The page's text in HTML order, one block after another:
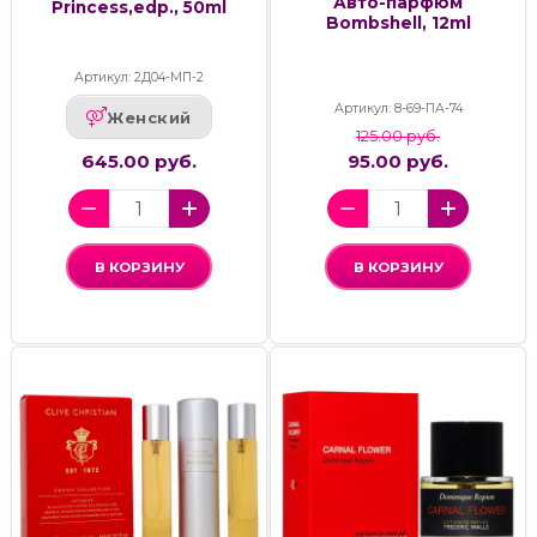
Princess,edp., 50ml
Артикул: 2Д04-МП-2
Женский
645.00 руб.
В КОРЗИНУ
Bombshell, 12ml
Артикул: 8-69-ПА-74
125.00 руб.
95.00 руб.
В КОРЗИНУ